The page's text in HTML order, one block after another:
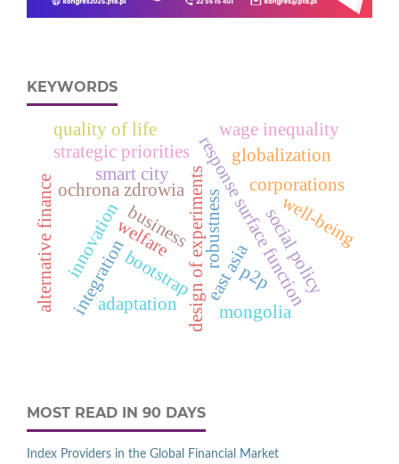
KEYWORDS
design of experimentsresponse surface function
bootstrap
ochrona zdrowia
integration
business
globalization
corporations
innovation
strategic priorities
east asiasocial policy
quality of life
welfare well-being
mongolia
adaptation
smart city
alternative finance p2p
wage inequality
robustness
MOST READ IN 90 DAYS
Index Providers in the Global Financial Market